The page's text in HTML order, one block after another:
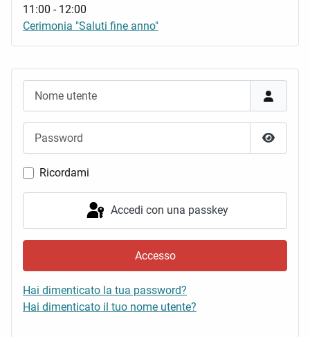
Mostra
Ricordami
Accedi con una passkey
Accesso
Hai dimenticato la tua password?
Hai dimenticato il tuo nome utente?
11:00 - 12:00
Cerimonia "Saluti fine anno"